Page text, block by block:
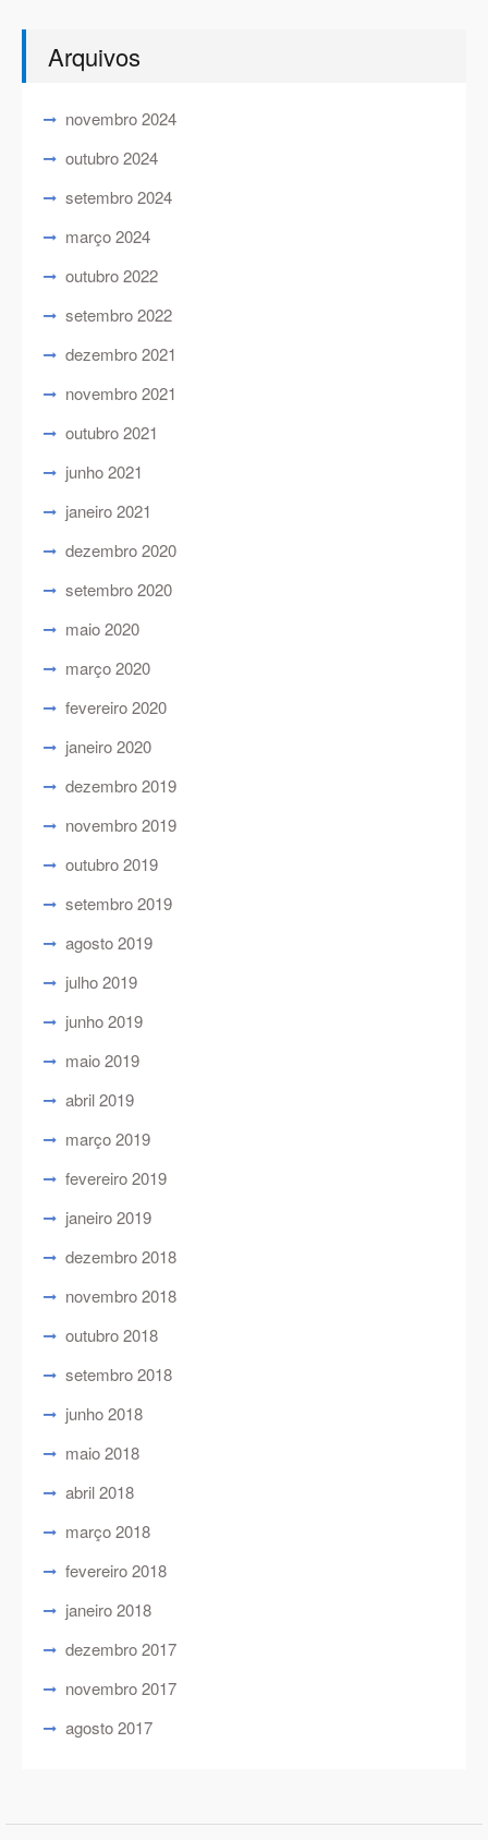
Arquivos
novembro 2024
outubro 2024
setembro 2024
março 2024
outubro 2022
setembro 2022
dezembro 2021
novembro 2021
outubro 2021
junho 2021
janeiro 2021
dezembro 2020
setembro 2020
maio 2020
março 2020
fevereiro 2020
janeiro 2020
dezembro 2019
novembro 2019
outubro 2019
setembro 2019
agosto 2019
julho 2019
junho 2019
maio 2019
abril 2019
março 2019
fevereiro 2019
janeiro 2019
dezembro 2018
novembro 2018
outubro 2018
setembro 2018
junho 2018
maio 2018
abril 2018
março 2018
fevereiro 2018
janeiro 2018
dezembro 2017
novembro 2017
agosto 2017